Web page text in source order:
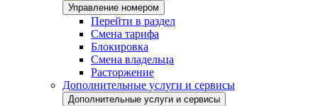
Управление номером
Перейти в раздел
Смена тарифа
Блокировка
Смена владельца
Расторжение
Дополнительные услуги и сервисы
Дополнительные услуги и сервисы